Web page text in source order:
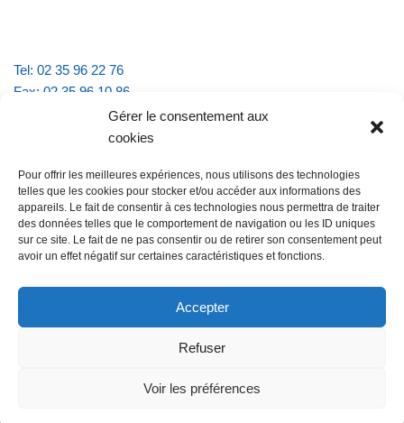
Gérer le consentement aux
cookies
Pour offrir les meilleures expériences, nous utilisons des technologies
telles que les cookies pour stocker et/ou accéder aux informations des
appareils. Le fait de consentir à ces technologies nous permettra de traiter
des données telles que le comportement de navigation ou les ID uniques
sur ce site. Le fait de ne pas consentir ou de retirer son consentement peut
avoir un effet négatif sur certaines caractéristiques et fonctions.
Accepter
Refuser
Voir les préférences
Tel: 02 35 96 22 76
Fax: 02 35 96 10 86
Email : mairie.vattevillelarue@wanadoo.fr
lundi et jeudi de 9h à 11h30
mardi et vendredi de 16h à 18h30
@Vatteville-la-rue mentions légales